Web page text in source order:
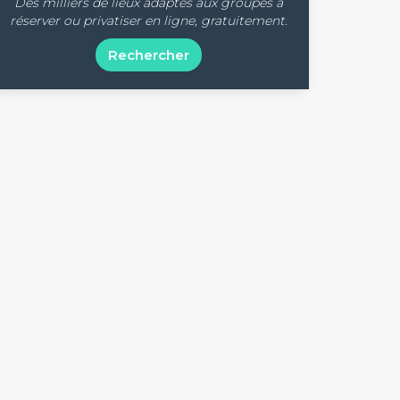
réserver ou privatiser en ligne, gratuitement.
Rechercher